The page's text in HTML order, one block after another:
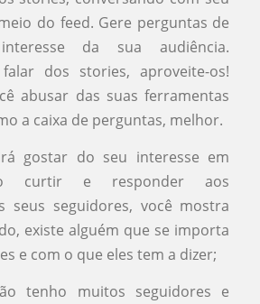
do feed. Gere perguntas de
da sua audiência.
dos stories, aproveite-os!
abusar das suas ferramentas
a caixa de perguntas, melhor.
gostar do seu interesse em
curtir e responder aos
seus seguidores, você mostra
existe alguém que se importa
e com o que eles tem a dizer;
tenho muitos seguidores e